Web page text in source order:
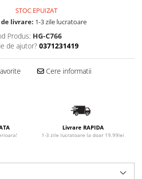
STOC EPUIZAT
livrare: 1-3 zile lucratoare
Produs: HG-C766
de ajutor? 0371231419
Cere informatii
Livrare RAPIDA
1-3 zile lucratoare la doar 19.99lei